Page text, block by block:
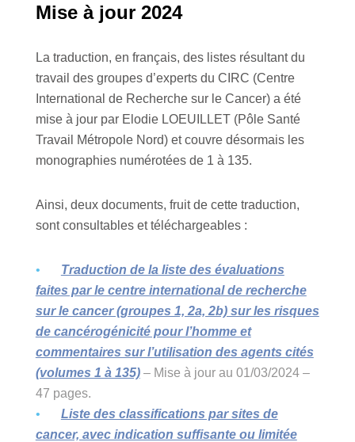
Mise à jour 2024
La traduction, en français, des listes résultant du
travail des groupes d’experts du CIRC (Centre
International de Recherche sur le Cancer) a été
mise à jour par Elodie LOEUILLET(Pôle Santé
Travail Métropole Nord) et couvre désormais les
monographies numérotées de 1 à 135.
Ainsi, deux documents, fruit de cette traduction,
sont consultables et téléchargeables :
Traduction de la liste des évaluations
faites par le centre international de recherche
sur le cancer (groupes 1, 2a, 2b) sur les risques
de cancérogénicité pour l’homme et
commentaires sur l’utilisation des agents cités
(volumes 1 à 135)– Mise à jour au 01/03/2024 –
47 pages.
Liste des classifications par sites de
cancer, avec indication suffisante ou limitée